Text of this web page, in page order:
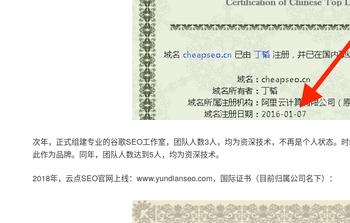
次年，正式组建专业的谷歌SEO工作室，团队人数3人，均为资深技术，不再是个人状态。
此作为品牌。同年，团队人数达到5人，均为资深技术。
2018年，云点SEO官网上线：www.yundianseo.com，国际证书（目前归属公司名下）：